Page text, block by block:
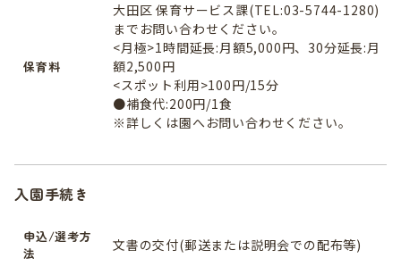
保育料
大田区 保育サービス課(TEL:03-5744-1280)
までお問い合わせください。
<月極>1時間延長:月額5,000円、30分延長:月
額2,500円
<スポット利用>100円/15分
●補食代:200円/1食
※詳しくは園へお問い合わせください。
入園手続き
申込/選考方
法
文書の交付(郵送または説明会での配布等)